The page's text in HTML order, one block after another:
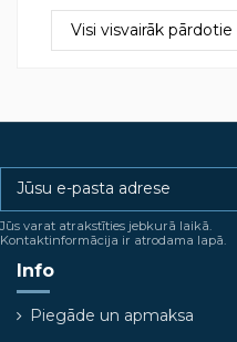
Visi visvairāk
Jūs varat atrakstīties jebkurā laikā.
Kontaktinformācija ir atrodama lapā.
Info
Piegāde un apmaksa